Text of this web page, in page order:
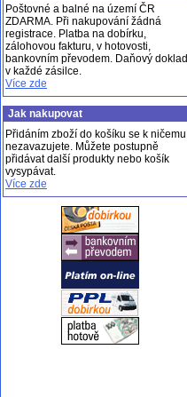
Poštovné a balné na území ČR
ZDARMA. Při nakupování žádná
registrace. Platba na dobírku,
zálohovou fakturu, v hotovosti,
bankovním převodem. Daňový doklad
v každé zásilce.
Více zde
Jak nakupovat
Přidáním zboží do košíku se k ničemu
nezavazujete. Můžete postupně
přidávat další produkty nebo košík
vysypávat.
Více zde